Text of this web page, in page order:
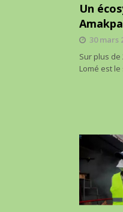
Un
30 mars
Sur plus de
Lomé est